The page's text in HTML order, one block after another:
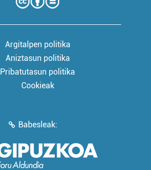
Argitalpen politika
Aniztasun politika
Pribatutasun politika
Cookieak
Babesleak: